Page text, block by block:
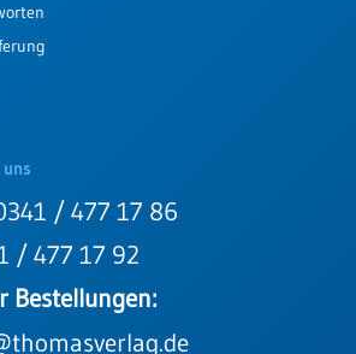
uns
/ 477 17 86
/ 477 17 92
Bestellungen: